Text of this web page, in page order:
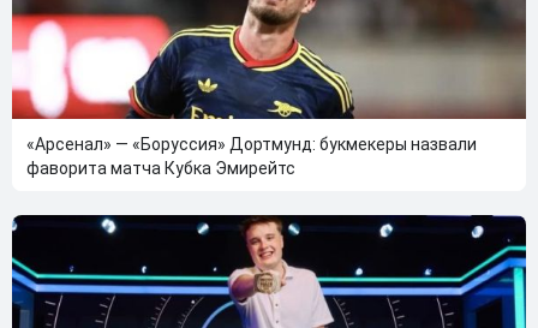
«Арсенал» — «Боруссия» Дортмунд: букмекеры назвали
фаворита матча Кубка Эмирейтс